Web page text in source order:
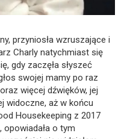
przyniosła wzruszające i
Charly natychmiast się
gdy zaczęła słyszeć
swojej mamy po raz
więcej dźwięków, jej
widoczne, aż w końcu
Housekeeping z 2017
opowiadała o tym